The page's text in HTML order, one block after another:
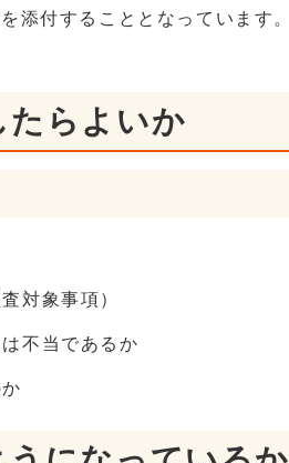
添付することとなっています。
たらよいか
対象事項）
不当であるか